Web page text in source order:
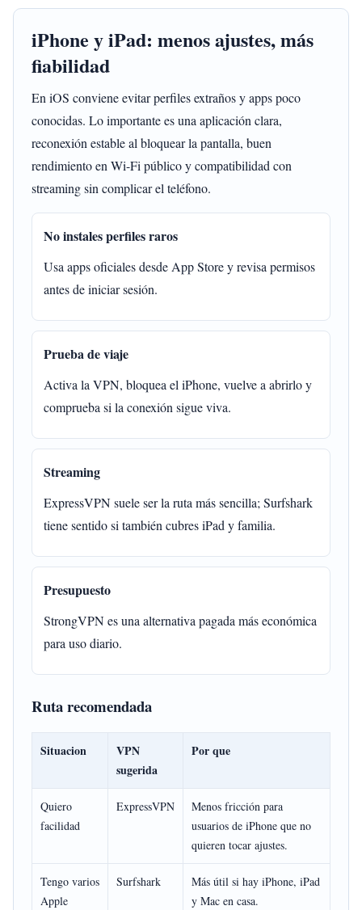
iPhone y iPad: menos ajustes, más
fiabilidad
En iOS conviene evitar perfiles extraños y apps poco
conocidas. Lo importante es una aplicación clara,
reconexión estable al bloquear la pantalla, buen
rendimiento en Wi-Fi público y compatibilidad con
streaming sin complicar el teléfono.
No instales perfiles raros
Usa apps oficiales desde App Store y revisa permisos
antes de iniciar sesión.
Prueba de viaje
Activa la VPN, bloquea el iPhone, vuelve a abrirlo y
comprueba si la conexión sigue viva.
Streaming
ExpressVPN suele ser la ruta más sencilla; Surfshark
tiene sentido si también cubres iPad y familia.
Presupuesto
StrongVPN es una alternativa pagada más económica
para uso diario.
Ruta recomendada
Situacion
VPN
sugerida
Por que
Quiero
facilidad
ExpressVPN
Menos fricción para
usuarios de iPhone que no
quieren tocar ajustes.
Tengo varios
Apple
Surfshark
Más útil si hay iPhone, iPad
y Mac en casa.